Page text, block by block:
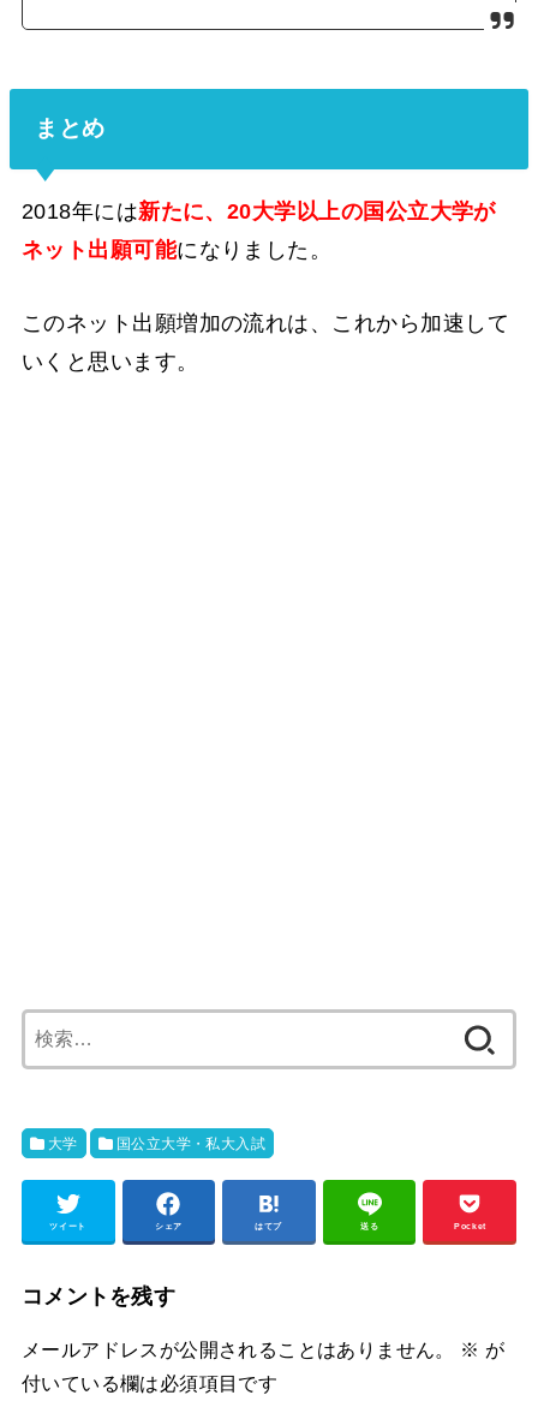
まとめ
2018年には新たに、20大学以上の国公立大学が
ネット出願可能になりました。
このネット出願増加の流れは、これから加速して
いくと思います。
索:
大学 国公立大学・私大入試
ツイート シェア はてブ 送る Pocket
コメントを残す
メールアドレスが公開されることはありません。 ※ が
付いている欄は必須項目です